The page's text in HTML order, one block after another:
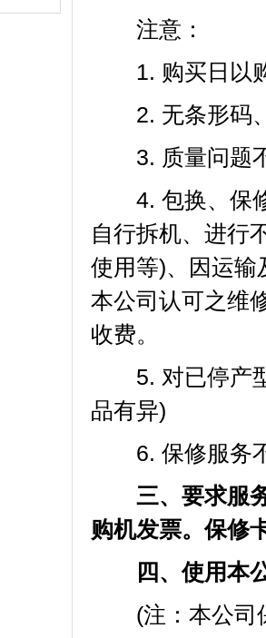
注意：
1. 购买日以购
2. 无条形码、
3. 质量问题不
4. 包换、保修
自行拆机、进行
使用等)、因运输
本公司认可之维
收费。
5. 对已停产型
品有异)
6. 保修服务不
三、要求服务
购机发票。保修
四、使用本公
(注：本公司保